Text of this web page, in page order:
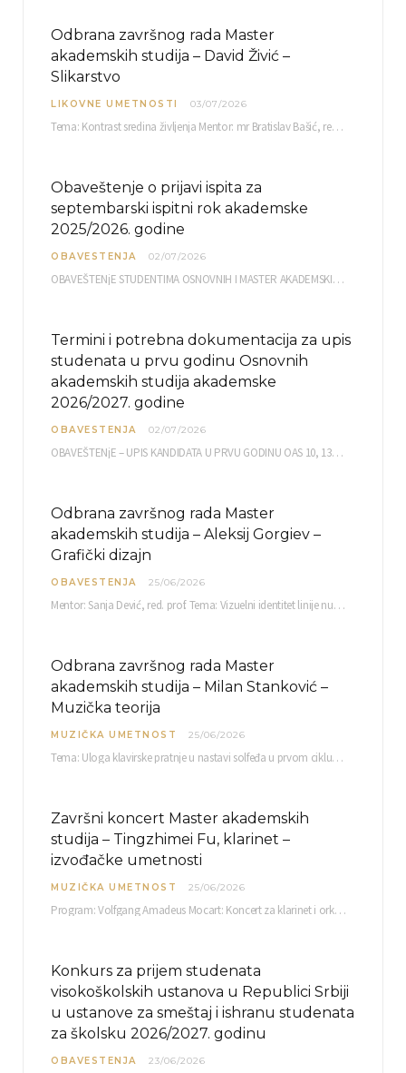
Odbrana završnog rada Master
akademskih studija – David Živić –
Slikarstvo
LIKOVNE UMETNOSTI 03/07/2026
Tema: Kontrast sredina življenja Mentor: mr Bratislav Bašić, redovni profesor Sreda, 08.07.2026. u…
Obaveštenje o prijavi ispita za
septembarski ispitni rok akademske
2025/2026. godine
OBAVESTENJA 02/07/2026
OBAVEŠTENjE STUDENTIMA OSNOVNIH I MASTER AKADEMSKIH STUDIJA ELEKTRONSKA PRIJAVA ISPITA za septembarski ispitni rok za…
Termini i potrebna dokumentacija za upis
studenata u prvu godinu Osnovnih
akademskih studija akademske
2026/2027. godine
OBAVESTENJA 02/07/2026
OBAVEŠTENjE – UPIS KANDIDATA U PRVU GODINU OAS 10, 13, 14, 15. i…
Odbrana završnog rada Master
akademskih studija – Aleksij Gorgiev –
Grafički dizajn
OBAVESTENJA 25/06/2026
Mentor: Sanja Dević, red. prof. Tema: Vizuelni identitet linije nutricionističkih proizvoda Vita+: Od ambalaže do multimedijalne komunikacije Petak, 03. 07.…
Odbrana završnog rada Master
akademskih studija – Milan Stanković –
Muzička teorija
MUZIČKA UMETNOST 25/06/2026
Tema: Uloga klavirske pratnje u nastavi solfeđa u prvom ciklusu osnovne muzičke škole Mentor…
Završni koncert Master akademskih
studija – Tingzhimei Fu, klarinet –
izvođačke umetnosti
MUZIČKA UMETNOST 25/06/2026
Program: Volfgang Amadeus Mocart: Koncert za klarinet i orkestar, A-dur Mentor Miloš Mijatović, redovni profesor…
Konkurs za prijem studenata
visokoškolskih ustanova u Republici Srbiji
u ustanove za smeštaj i ishranu studenata
za školsku 2026/2027. godinu
OBAVESTENJA 23/06/2026